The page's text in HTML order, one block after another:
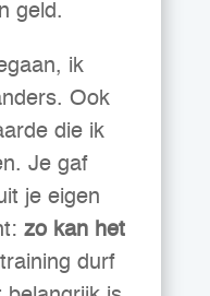
geld.
ik
Ook
die ik
Je gaf
je eigen
zo kan het
durf